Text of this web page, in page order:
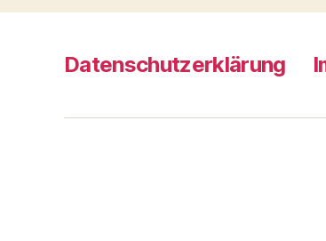
Datenschutz­erklärung